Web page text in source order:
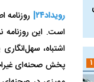
رویداد۲۴|
اشتباه،
پخش صحنه‌ای
۱